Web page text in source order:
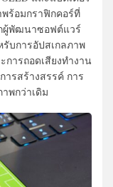
ร้อมกราฟิกคอร์ที่
ผู้พัฒนาซอฟต์แวร์
บการอัปสเกลภาพ
ารถอดเสียงทำงาน
ารสร้างสรรค์ การ
พกว่าเดิม